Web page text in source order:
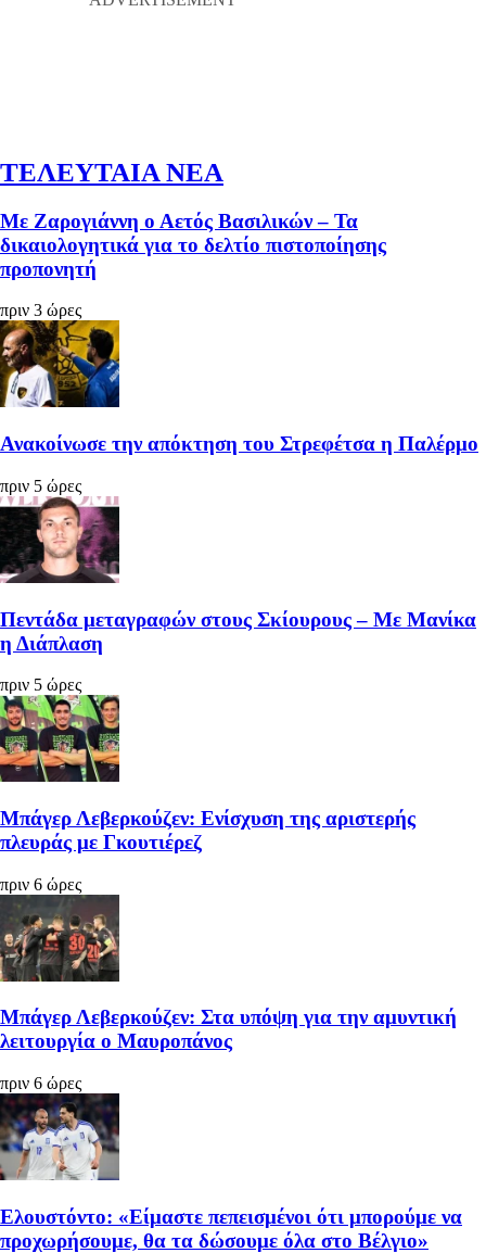
ΤΕΛΕΥΤΑΙΑ ΝΕΑ
Με Ζαρογιάννη ο Αετός Βασιλικών – Τα
δικαιολογητικά για το δελτίο πιστοποίησης
προπονητή
πριν 3 ώρες
Ανακοίνωσε την απόκτηση του Στρεφέτσα η Παλέρμο
πριν 5 ώρες
Πεντάδα μεταγραφών στους Σκίουρους – Με Μανίκα
η Διάπλαση
πριν 5 ώρες
Μπάγερ Λεβερκούζεν: Ενίσχυση της αριστερής
πλευράς με Γκουτιέρεζ
πριν 6 ώρες
Μπάγερ Λεβερκούζεν: Στα υπόψη για την αμυντική
λειτουργία ο Μαυροπάνος
πριν 6 ώρες
Ελουστόντο: «Είμαστε πεπεισμένοι ότι μπορούμε να
προχωρήσουμε, θα τα δώσουμε όλα στο Βέλγιο»